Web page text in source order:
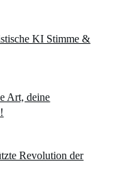
KI Stimme &
Art, deine
Revolution der